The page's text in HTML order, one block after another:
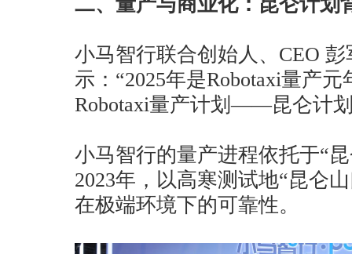
小马智行联合创始人、CEO
示：“2025年是Robotaxi量产
Robotaxi量产计划——昆仑计
小马智行的量产进程依托于“
2023年，以高寒测试地“昆仑
在极端环境下的可靠性。